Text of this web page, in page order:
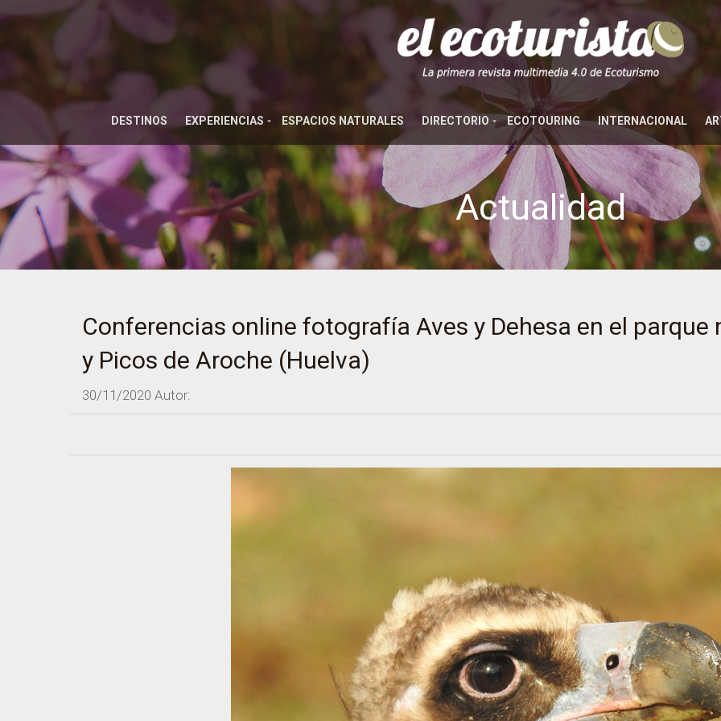
DESTINOS EXPERIENCIAS ESPACIOS NATURALES DIRECTORIO ECOTOURING INTERNACIONAL
Actualidad
Conferencias online fotografía Aves y Dehesa en el parque
y Picos de Aroche (Huelva)
30/11/2020 Autor: